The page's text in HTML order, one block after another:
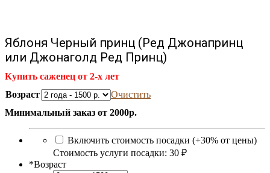
Яблоня Черный принц (Ред Джонапринц
или Джонаголд Ред Принц)
Купить саженец от 2-х лет
Возраст
Очистить
Минимальный заказ от 2000р.
Включить стоимость посадки (+30% от цены)
Стоимость услуги посадки: 30 ₽
*Возраст